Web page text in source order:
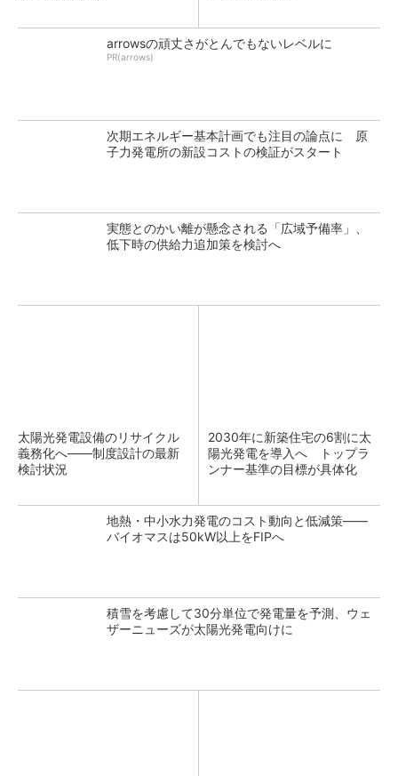
arrowsの頑丈さがとんでもないレベルに
PR(arrows)
次期エネルギー基本計画でも注目の論点に 原
子力発電所の新設コストの検証がスタート
実態とのかい離が懸念される「広域予備率」、
低下時の供給力追加策を検討へ
太陽光発電設備のリサイクル
義務化へ――制度設計の最新
検討状況
2030年に新築住宅の6割に太
陽光発電を導入へ トップラ
ンナー基準の目標が具体化
地熱・中小水力発電のコスト動向と低減策――
バイオマスは50kW以上をFIPへ
積雪を考慮して30分単位で発電量を予測、ウェ
ザーニューズが太陽光発電向けに